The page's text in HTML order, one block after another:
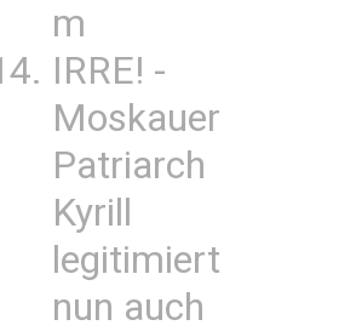
m
IRRE! -
Moskauer
Patriarch
Kyrill
legitimiert
nun auch